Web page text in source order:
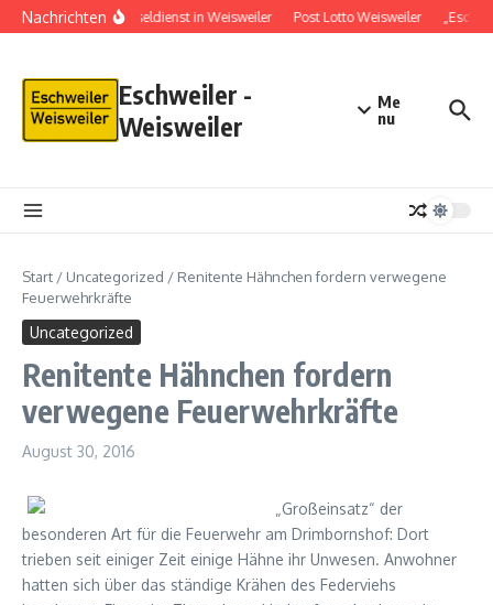
NachrichtenSchlüsseldienst in Weisweiler Post Lotto Weisweiler
Eschweiler -
Weisweiler
Me
nu
Start / Uncategorized / Renitente Hähnchen fordern verwegene
Feuerwehrkräfte
Uncategorized
Renitente Hähnchen fordern
verwegene Feuerwehrkräfte
August 30, 2016
„Großeinsatz“ der
besonderen Art für die Feuerwehr am Drimbornshof: Dort
trieben seit einiger Zeit einige Hähne ihr Unwesen. Anwohner
hatten sich über das ständige Krähen des Federviehs